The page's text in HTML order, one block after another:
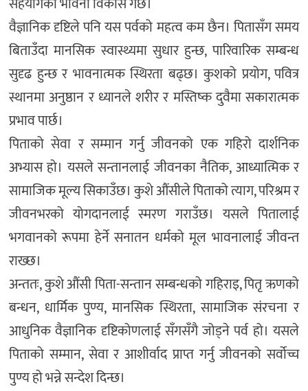
वैज्ञानिक दृष्टिले पनि यस पर्वको महत्व कम छैन। पितासँग समय
बिताउँदा मानसिक स्वास्थ्यमा सुधार हुन्छ, पारिवारिक सम्बन्ध
सुदृढ हुन्छ र भावनात्मक स्थिरता बढ्छ। कुशको प्रयोग, पवित्र
स्थानमा अनुष्ठान र ध्यानले शरीर र मस्तिष्क दुवैमा सकारात्मक
प्रभाव पार्छ।
पिताको सेवा र सम्मान गर्नु जीवनको एक गहिरो दार्शनिक
अभ्यास हो। यसले सन्तानलाई जीवनका नैतिक, आध्यात्मिक र
सामाजिक मूल्य सिकाउँछ। कुशे औंसीले पिताको त्याग, परिश्रम र
जीवनभरको योगदानलाई स्मरण गराउँछ। यसले पितालाई
भगवानको रूपमा हेर्ने सनातन धर्मको मूल भावनालाई जीवन्त
राख्छ।
अन्ततः, कुशे औंसी पिता-सन्तान सम्बन्धको गहिराइ, पितृ ऋणको
बन्धन, धार्मिक पुण्य, मानसिक स्थिरता, सामाजिक संरचना र
आधुनिक वैज्ञानिक दृष्टिकोणलाई सँगसँगै जोड्ने पर्व हो। यसले
पिताको सम्मान, सेवा र आशीर्वाद प्राप्त गर्नु जीवनको सर्वोच्च
पुण्य हो भन्ने सन्देश दिन्छ।